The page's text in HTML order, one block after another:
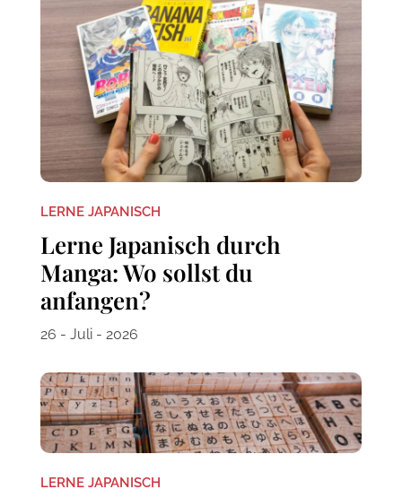
LERNE JAPANISCH
Lerne Japanisch durch
Manga: Wo sollst du
anfangen?
26 - Juli - 2026
LERNE JAPANISCH